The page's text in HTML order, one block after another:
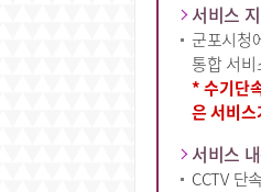
서비스
군포시청
통합 서
* 수기단
은 서비
서비스
CCTV 단